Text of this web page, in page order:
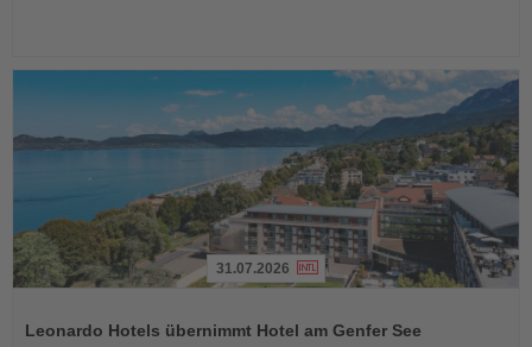
die
31.07.2026
Leonardo Hotels übernimmt Hotel am Genfer See